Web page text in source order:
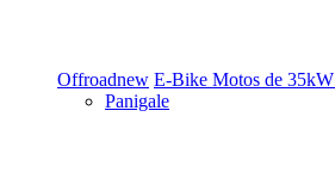
Offroadnew E-Bike Motos de 35kW
Panigale